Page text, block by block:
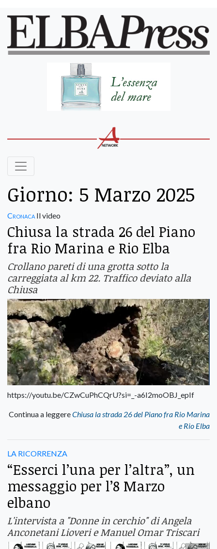
Giorno: 5 Marzo 2025
Cronaca Il video
Chiusa la strada 26 del Piano
fra Rio Marina e Rio Elba
Crollano pareti di una grotta sotto la
carreggiata al km 22. Traffico deviato alla
Chiusa
https://youtu.be/CZwCuPhCQrU?si=_-a6I2moOBJ_epIf
Continua a leggereChiusa la strada 26 del Piano fra Rio Marina
e Rio Elba
LA RICORRENZA
“Esserci l’una per l’altra”, un
messaggio per l’8 Marzo
elbano
L'intervista a "Donne in cerchio" di Angela
Anconetani Lioveri e Manuel Omar Triscari